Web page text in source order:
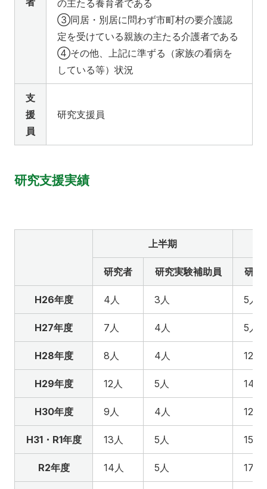
の主たる養育者である
③同居・別居に問わず市町村の要介護認
定を受けている親族の主たる介護者である
④その他、上記に準ずる（家族の看病を
している等）状況
支
援
員
研究支援員
研究支援実績
上半期
研究者 研究実験補助員 研究
H26年度 4人 3人 5人
H27年度 7人 4人 5人
H28年度 8人 4人 12人
H29年度 12人 5人 14人
H30年度 9人 4人 12人
H31・R1年度 13人 5人 15人
R2年度 14人 5人 17人